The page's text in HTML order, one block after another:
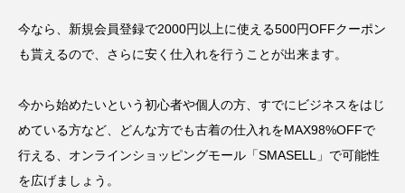
今なら、新規会員登録で2000円以上に使える500円OFFクーポン
も貰えるので、さらに安く仕入れを行うことが出来ます。
今から始めたいという初心者や個人の方、すでにビジネスをはじ
めている方など、どんな方でも古着の仕入れをMAX98%OFFで
行える、オンラインショッピングモール「SMASELL」で可能性
を広げましょう。